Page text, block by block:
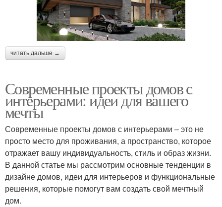
читать дальше →
Современные проекты домов с
интерьерами: идеи для вашего
мечты
Современные проекты домов с интерьерами – это не
просто место для проживания, а пространство, которое
отражает вашу индивидуальность, стиль и образ жизни.
В данной статье мы рассмотрим основные тенденции в
дизайне домов, идеи для интерьеров и функциональные
решения, которые помогут вам создать свой мечтный
дом.